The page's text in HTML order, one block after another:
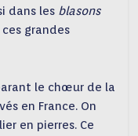
dans les blasons
grandes
le chœur de la
en France. On
en pierres. Ce